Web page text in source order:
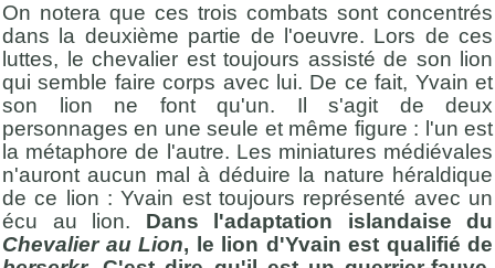
On notera que ces trois combats sont concentrés
dans la deuxième partie de l'oeuvre. Lors de ces
luttes, le chevalier est toujours assisté de son lion
qui semble faire corps avec lui. De ce fait, Yvain et
son lion ne font qu'un. Il s'agit de deux
personnages en une seule et même figure : l'un est
la métaphore de l'autre. Les miniatures médiévales
n'auront aucun mal à déduire la nature héraldique
de ce lion : Yvain est toujours représenté avec un
écu au lion. Dans l'adaptation islandaise du
Chevalier au Lion, le lion d'Yvain est qualifié de